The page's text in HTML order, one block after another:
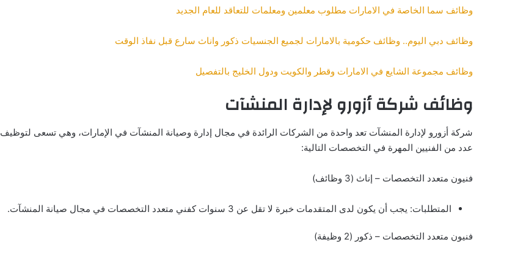
وظائف سما الخاصة في الامارات مطلوب معلمين ومعلمات للتعاقد للعام الجديد
وظائف دبي اليوم.. وظائف حكومية بالامارات لجميع الجنسيات ذكور واناث سارع قبل نفاذ الوقت
وظائف مجموعة الشايع في الامارات وقطر والكويت ودول الخليج بالتفصيل
وظائف شركة أزورو لإدارة المنشآت
شركة أزورو لإدارة المنشآت تعد واحدة من الشركات الرائدة في مجال إدارة وصيانة المنشآت في الإمارات، وهي تسعى لتوظيف
عدد من الفنيين المهرة في التخصصات التالية:
فنيون متعدد التخصصات – إناث (3 وظائف)
المتطلبات: يجب أن يكون لدى المتقدمات خبرة لا تقل عن 3 سنوات كفني متعدد التخصصات في مجال صيانة المنشآت.
فنيون متعدد التخصصات – ذكور (2 وظيفة)